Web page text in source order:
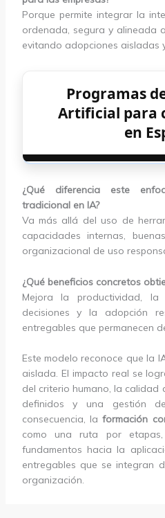
Porque permite integrar la
ordenada, segura y alineada
evitando adopciones aisladas
Programas
Artificial para
en
¿Qué diferencia este
tradicional en IA?
Va más allá del uso de
capacidades internas,
organizacional de uso
¿Qué beneficios concretos
Mejora la productividad,
decisiones y la adopción
entregables que permanecen
Este modelo reconoce que la
aislada. El impacto real se
del criterio humano, la calidad
definidos y una gestión
consecuencia, laformación
como una ruta por
fundamentos hacia la
entregables que se integran
organización.